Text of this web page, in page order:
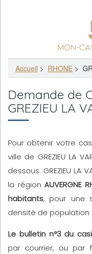
Accueil > RHONE >
Demande de
GREZIEU LA
Pour obtenir votre
ville de GREZIEU LA
dessous. GREZIEU LA
la régionAUVERGNE
habitants, pour une
densité de population
Le bulletin n°3 du
par courrier, ou par